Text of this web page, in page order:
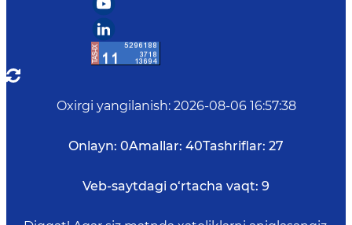
Oxirgi yangilanish: 2026-08-06 16:57:38
Onlayn: 0Amallar: 40Tashriflar: 27
Veb-saytdagi o‘rtacha vaqt: 9